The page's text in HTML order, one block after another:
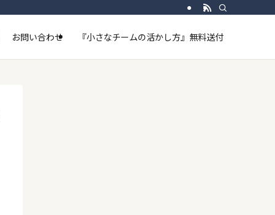
お問い合わせ 『小さなチームの活かし方』無料送付